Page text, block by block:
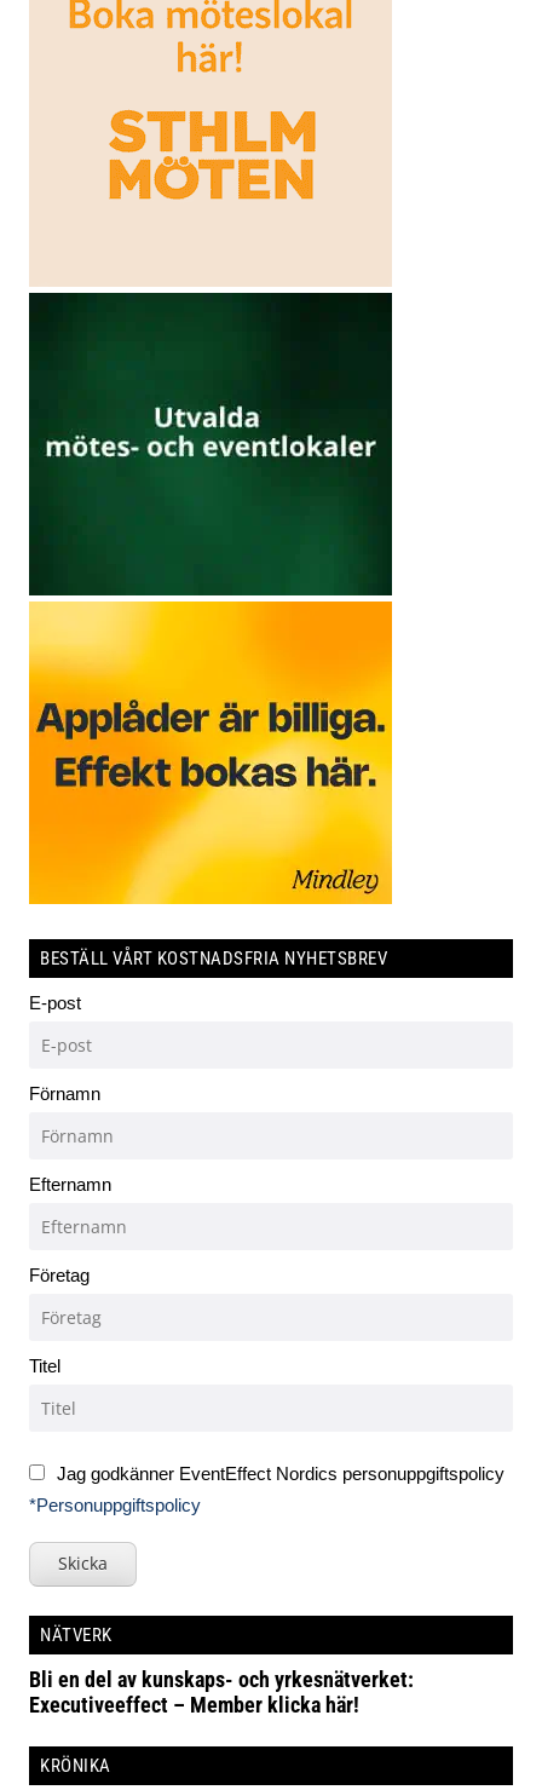
BESTÄLL VÅRT KOSTNADSFRIA NYHETSBREV
E-post
Förnamn
Efternamn
Företag
Titel
Jag godkänner EventEffect Nordics personuppgiftspolicy
*Personuppgiftspolicy
Skicka
NÄTVERK
Bli en del av kunskaps- och yrkesnätverket:
Executiveeffect – Member klicka här!
KRÖNIKA